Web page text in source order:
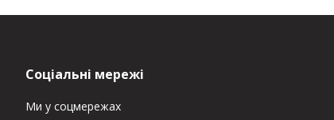
Соціальні мережі
Ми у соцмережах